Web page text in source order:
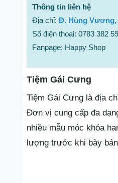
Thông tin liên hệ
Địa chỉ: Đ. Hùng Vương,
Số điện thoại: 0783 382
Fanpage: Happy Shop
Tiệm Gái Cưng
Tiệm Gái Cưng là địa
Đơn vị cung cấp đa
nhiều mẫu móc khóa
lượng trước khi bày